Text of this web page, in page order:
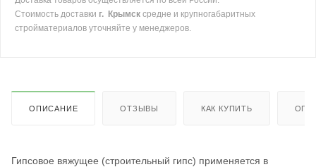
Стоимость доставки г. Крымск средне и крупногабаритных
стройматериалов уточняйте у менеджеров.
ОПИСАНИЕ ОТЗЫВЫ КАК КУПИТЬ
Гипсовое вяжущее (строительный гипс) применяется в